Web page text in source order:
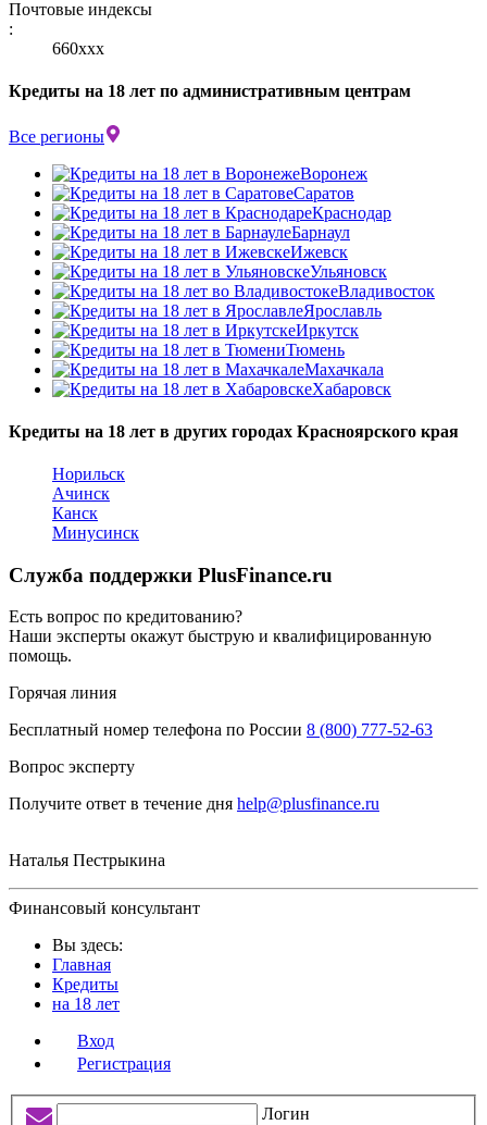
Почтовые индексы
:
660ххх
Кредиты на 18 лет по административным центрам
Все регионы
Воронеж
Саратов
Краснодар
Барнаул
Ижевск
Ульяновск
Владивосток
Ярославль
Иркутск
Тюмень
Махачкала
Хабаровск
Кредиты на 18 лет в других городах Красноярского края
Норильск
Ачинск
Канск
Минусинск
Служба поддержки PlusFinance.ru
Есть вопрос по кредитованию?
Наши эксперты окажут быструю и квалифицированную
помощь.
Горячая линия
Бесплатный номер телефона по России 8 (800) 777-52-63
Вопрос эксперту
Получите ответ в течение дня help@plusfinance.ru
Наталья Пестрыкина
Финансовый консультант
Вы здесь:
Главная
Кредиты
на 18 лет
Вход
Регистрация
Логин